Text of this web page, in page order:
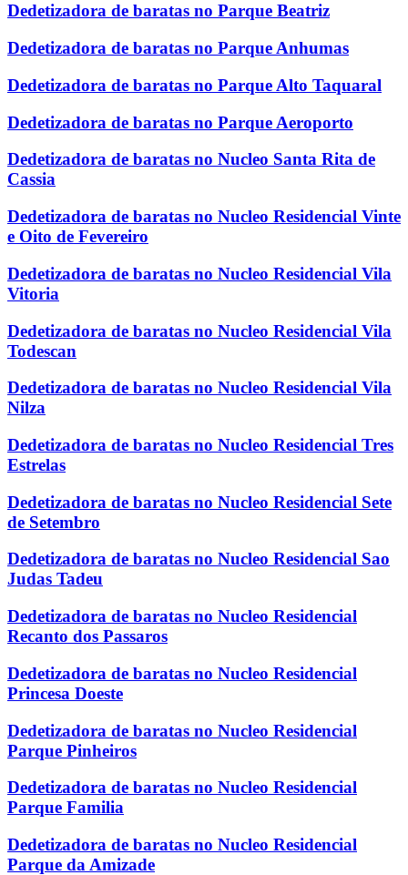
Dedetizadora de baratas no Parque Beatriz
Dedetizadora de baratas no Parque Anhumas
Dedetizadora de baratas no Parque Alto Taquaral
Dedetizadora de baratas no Parque Aeroporto
Dedetizadora de baratas no Nucleo Santa Rita de
Cassia
Dedetizadora de baratas no Nucleo Residencial Vinte
e Oito de Fevereiro
Dedetizadora de baratas no Nucleo Residencial Vila
Vitoria
Dedetizadora de baratas no Nucleo Residencial Vila
Todescan
Dedetizadora de baratas no Nucleo Residencial Vila
Nilza
Dedetizadora de baratas no Nucleo Residencial Tres
Estrelas
Dedetizadora de baratas no Nucleo Residencial Sete
de Setembro
Dedetizadora de baratas no Nucleo Residencial Sao
Judas Tadeu
Dedetizadora de baratas no Nucleo Residencial
Recanto dos Passaros
Dedetizadora de baratas no Nucleo Residencial
Princesa Doeste
Dedetizadora de baratas no Nucleo Residencial
Parque Pinheiros
Dedetizadora de baratas no Nucleo Residencial
Parque Familia
Dedetizadora de baratas no Nucleo Residencial
Parque da Amizade